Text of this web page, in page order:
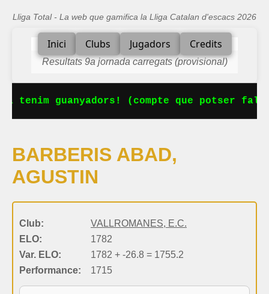
Lliga Total - La web que gamifica la Lliga Catalan d'escacs 2026
Inici Clubs Jugadors Credits
Resultats 9a jornada carregats (provisional)
tenim guanyadors! (compte que potser
BARBERIS ABAD,
AGUSTIN
Club:
VALLROMANES, E.C.
ELO:
1782
Var. ELO:
1782 + -26.8 = 1755.2
Performance:
1715